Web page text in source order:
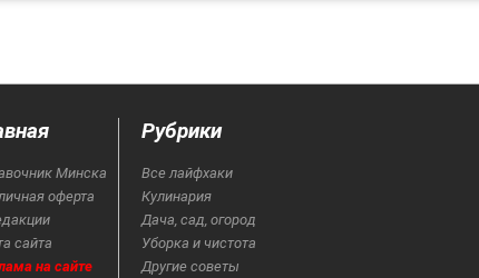
Минска
оферта
сайта
на сайте
Рубрики
Все лайфхаки
Кулинария
Дача, сад, огород
Уборка и чистота
Другие советы